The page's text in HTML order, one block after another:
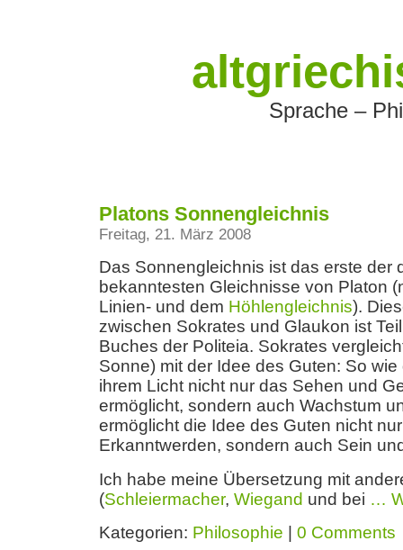
Sprache –
Platons Sonnengleichnis
Freitag, 21. März 2008
Das Sonnengleichnis ist das erste der
bekanntesten Gleichnisse von Platon
Linien- und dem Höhlengleichnis).
zwischen Sokrates und Glaukon ist
Buches der Politeia. Sokrates
Sonne) mit der Idee des Guten: So
ihrem Licht nicht nur das Sehen und
ermöglicht, sondern auch Wachstum
ermöglicht die Idee des Guten nicht
Erkanntwerden, sondern auch Sein
Ich habe meine Übersetzung mit
(Schleiermacher, Wiegand und bei …
Kategorien: Philosophie 0 Comments